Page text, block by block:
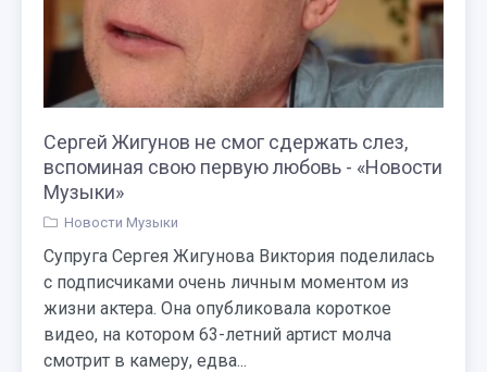
Сергей Жигунов не смог сдержать слез,
вспоминая свою первую любовь - «Новости
Музыки»
Новости Музыки
Супруга Сергея Жигунова Виктория поделилась
с подписчиками очень личным моментом из
жизни актера. Она опубликовала короткое
видео, на котором 63-летний артист молча
смотрит в камеру, едва...